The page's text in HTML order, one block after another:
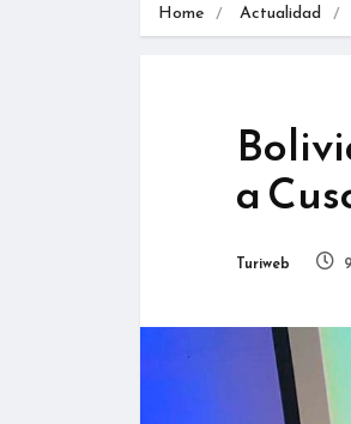
Home Actualidad
a
Turiweb